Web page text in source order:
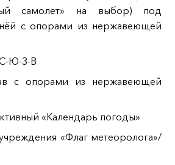
самолет» на выбор) под
с опорами из нержавеющей
Ю-З-В
с опорами из нержавеющей
«Календарь погоды»
«Флаг метеоролога»/